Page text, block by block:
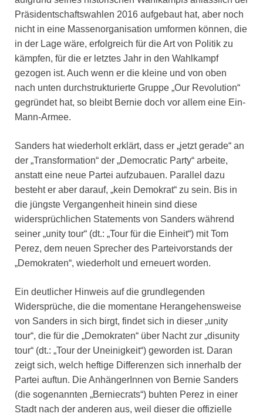
Präsidentschaftswahlen 2016 aufgebaut hat, aber noch
nicht in eine Massenorganisation umformen können, die
in der Lage wäre, erfolgreich für die Art von Politik zu
kämpfen, für die er letztes Jahr in den Wahlkampf
gezogen ist. Auch wenn er die kleine und von oben
nach unten durchstrukturierte Gruppe „Our Revolution“
gegründet hat, so bleibt Bernie doch vor allem eine Ein-
Mann-Armee.
Sanders hat wiederholt erklärt, dass er „jetzt gerade“ an
der „Transformation“ der „Democratic Party“ arbeite,
anstatt eine neue Partei aufzubauen. Parallel dazu
besteht er aber darauf, „kein Demokrat“ zu sein. Bis in
die jüngste Vergangenheit hinein sind diese
widersprüchlichen Statements von Sanders während
seiner „unity tour“ (dt.: „Tour für die Einheit“) mit Tom
Perez, dem neuen Sprecher des Parteivorstands der
„Demokraten“, wiederholt und erneuert worden.
Ein deutlicher Hinweis auf die grundlegenden
Widersprüche, die die momentane Herangehensweise
von Sanders in sich birgt, findet sich in dieser „unity
tour“, die für die „Demokraten“ über Nacht zur „disunity
tour“ (dt.: „Tour der Uneinigkeit“) geworden ist. Daran
zeigt sich, welch heftige Differenzen sich innerhalb der
Partei auftun. Die AnhängerInnen von Bernie Sanders
(die sogenannten „Berniecrats“) buhten Perez in einer
Stadt nach der anderen aus, weil dieser die offizielle